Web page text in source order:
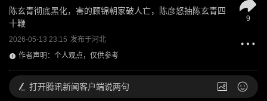
陈玄青彻底黑化，害的顾锦朝家破人亡，陈彦怒抽陈玄青四
十鞭
2026-05-13 23:15 发布于河北
作者声明：个人观点，仅供参考
9
打开腾讯新闻客户端说两句